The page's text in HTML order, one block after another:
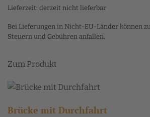
53,80 €
Lieferzeit: derzeit nicht lieferbar
Bei Lieferungen in Nicht-EU-Länder können
Steuern und Gebühren anfallen.
Zum Produkt
mehrere
Varianten
Brücke mit Durchfahrt